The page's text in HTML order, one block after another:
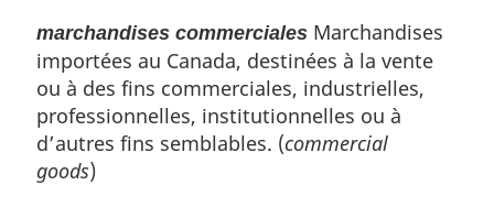
marchandises commerciales Marchandises
importées au Canada, destinées à la vente
ou à des fins commerciales, industrielles,
professionnelles, institutionnelles ou à
d’autres fins semblables. (commercial
goods)